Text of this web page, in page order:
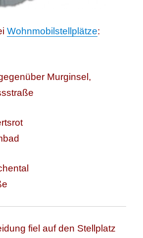
Wohnmobilstellplätze:
Murginsel,
fiel auf den Stellplatz